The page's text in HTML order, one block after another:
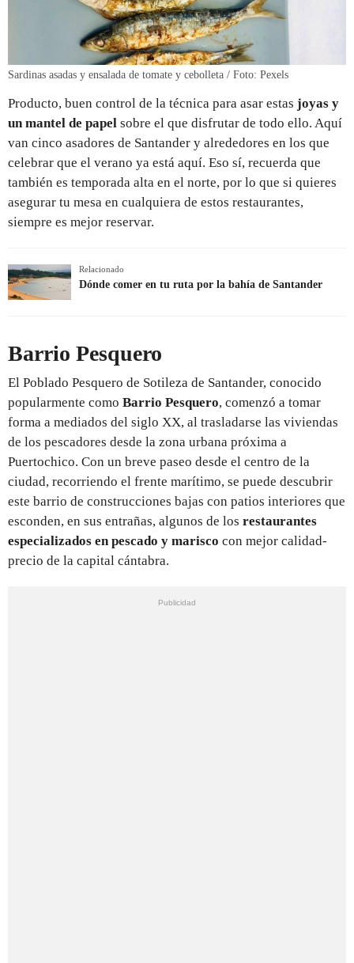
Sardinas asadas y ensalada de tomate y cebolleta / Foto: Pexels
Producto, buen control de la técnica para asar estas joyas y
un mantel de papel sobre el que disfrutar de todo ello. Aquí
van cinco asadores de Santander y alrededores en los que
celebrar que el verano ya está aquí. Eso sí, recuerda que
también es temporada alta en el norte, por lo que si quieres
asegurar tu mesa en cualquiera de estos restaurantes,
siempre es mejor reservar.
Relacionado
Dónde comer en tu ruta por la bahía de Santander
Barrio Pesquero
El Poblado Pesquero de Sotileza de Santander, conocido
popularmente como Barrio Pesquero, comenzó a tomar
forma a mediados del siglo XX, al trasladarse las viviendas
de los pescadores desde la zona urbana próxima a
Puertochico. Con un breve paseo desde el centro de la
ciudad, recorriendo el frente marítimo, se puede descubrir
este barrio de construcciones bajas con patios interiores que
esconden, en sus entrañas, algunos de los restaurantes
especializados en pescado y marisco con mejor calidad-
precio de la capital cántabra.